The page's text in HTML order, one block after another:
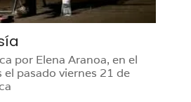
por Elena Aranoa, en el
el pasado viernes 21 de